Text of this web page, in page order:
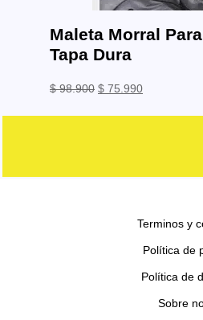
Maleta Morral
Tapa Dura
$98.900 El
$ 75.990El
Terminos y
Política de
Política de
Sobre